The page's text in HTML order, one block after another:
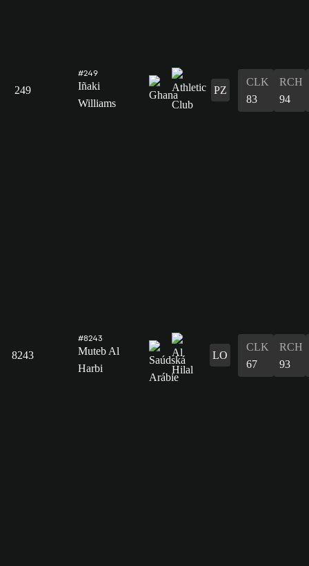
249
#249
Iñaki
Williams
PZ
CLK
83
RCH
94
8243
#8243
Muteb Al
Harbi
LO
CLK
67
RCH
93